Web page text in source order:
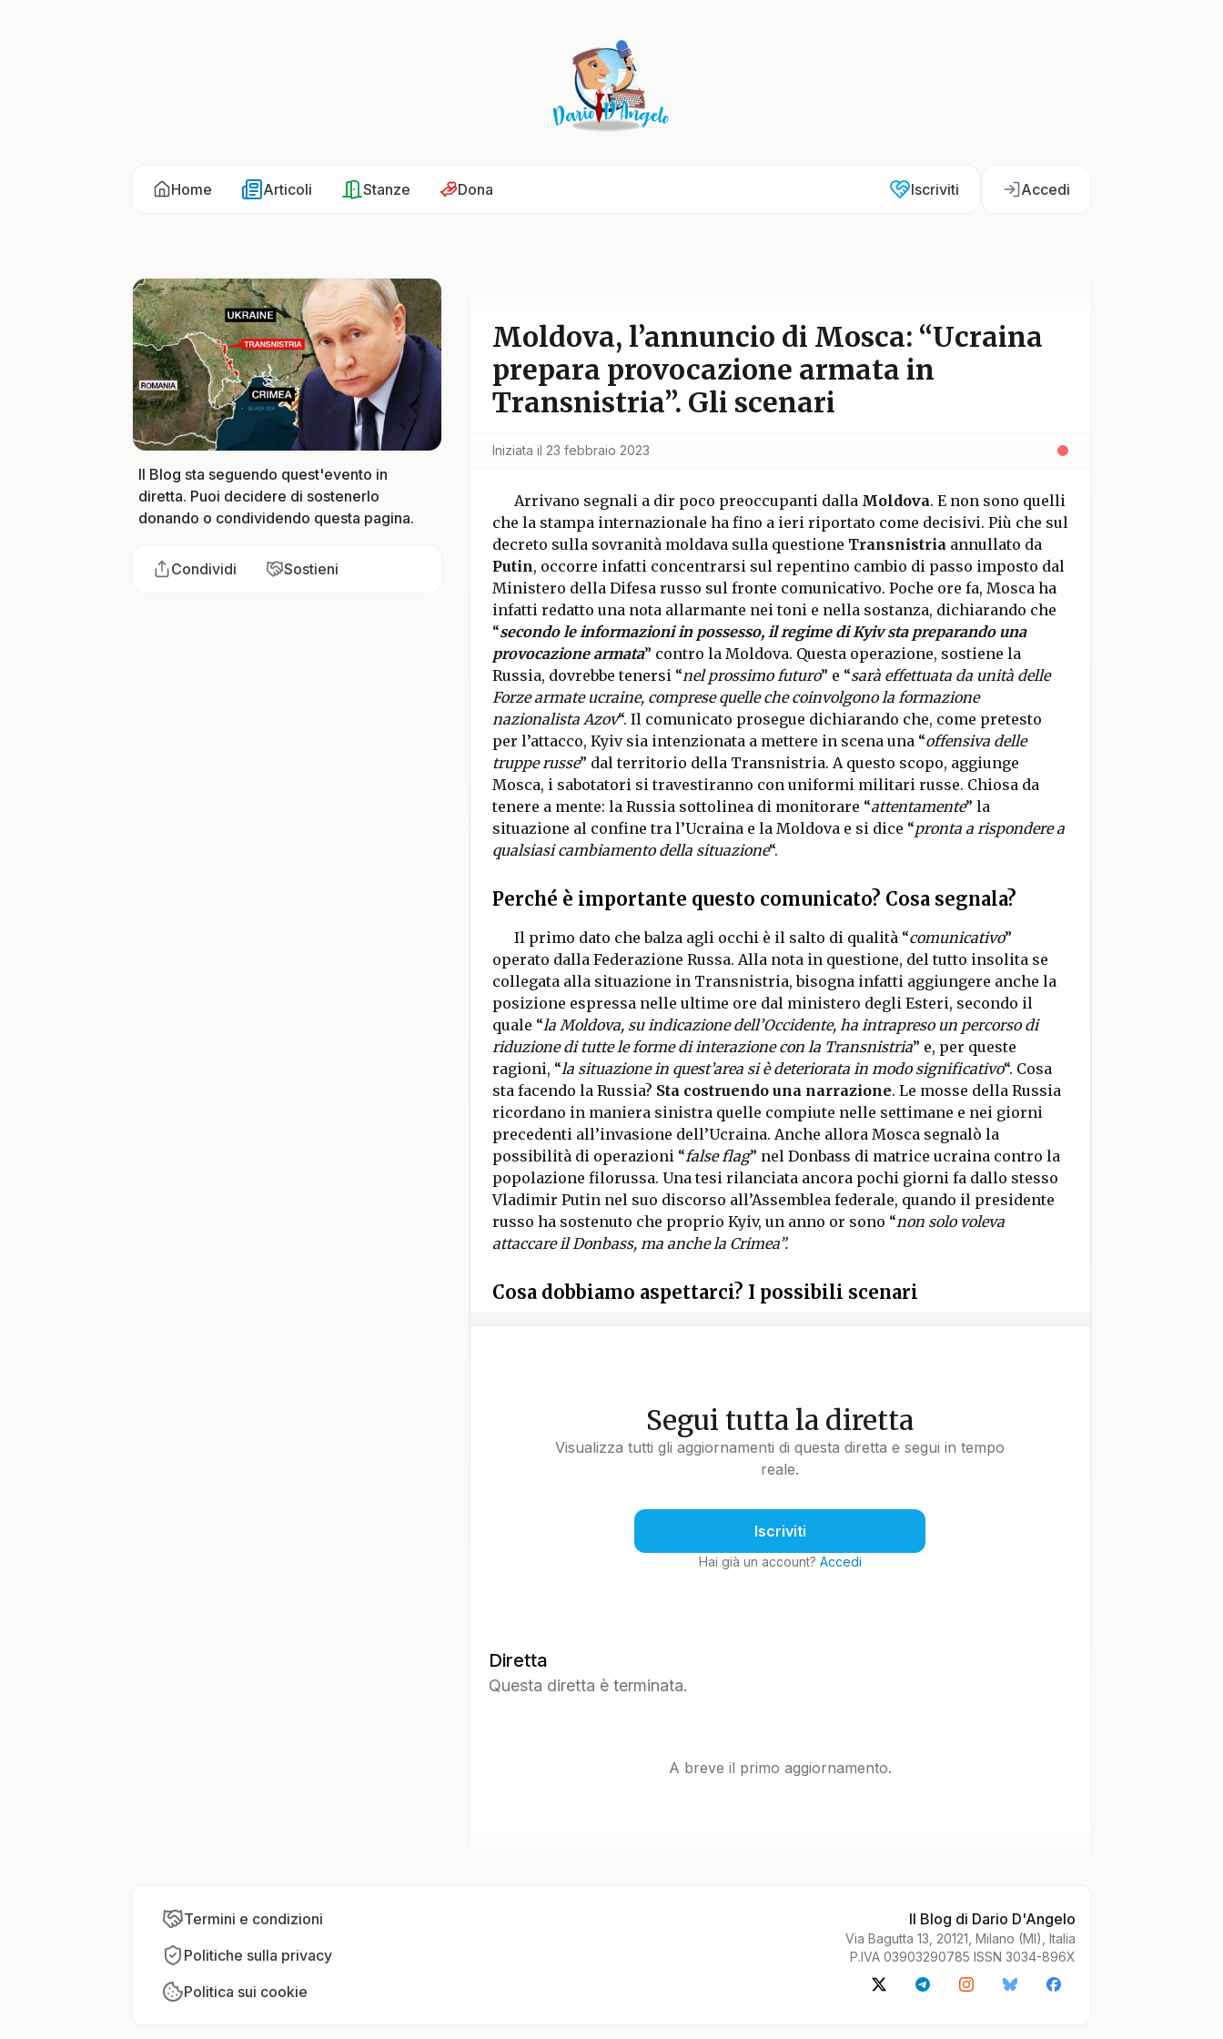
Home Articoli Stanze Dona Iscriviti Accedi
Il Blog sta seguendo quest'evento in
diretta. Puoi decidere di sostenerlo
donando o condividendo questa pagina.
Condividi Sostieni
Moldova, l’annuncio di Mosca: “Ucraina
prepara provocazione armata in
Transnistria”. Gli scenari
Iniziata il 23 febbraio 2023
Arrivano segnali a dir poco preoccupanti dalla Moldova. E non sono quelli
che la stampa internazionale ha fino a ieri riportato come decisivi. Più che sul
decreto sulla sovranità moldava sulla questione Transnistriaannullato da
Putin, occorre infatti concentrarsi sul repentino cambio di passo imposto dal
Ministero della Difesa russo sul fronte comunicativo. Poche ore fa, Mosca ha
infatti redatto una nota allarmante nei toni e nella sostanza, dichiarando che
“secondo le informazioni in possesso, il regime di Kyiv sta preparando una
provocazione armata” contro la Moldova. Questa operazione, sostiene la
Russia, dovrebbe tenersi “nel prossimo futuro” e “sarà effettuata da unità delle
Forze armate ucraine, comprese quelle che coinvolgono la formazione
nazionalista Azov“. Il comunicato prosegue dichiarando che, come pretesto
per l’attacco, Kyiv sia intenzionata a mettere in scena una “offensiva delle
truppe russe” dal territorio della Transnistria. A questo scopo, aggiunge
Mosca, i sabotatori si travestiranno con uniformi militari russe. Chiosa da
tenere a mente: la Russia sottolinea di monitorare “attentamente” la
situazione al confine tra l’Ucraina e la Moldova e si dice “pronta a rispondere a
qualsiasi cambiamento della situazione“.
Perché è importante questo comunicato? Cosa segnala?
Il primo dato che balza agli occhi è il salto di qualità “comunicativo”
operato dalla Federazione Russa. Alla nota in questione, del tutto insolita se
collegata alla situazione in Transnistria, bisogna infatti aggiungere anche la
posizione espressa nelle ultime ore dal ministero degli Esteri, secondo il
quale “la Moldova, su indicazione dell’Occidente, ha intrapreso un percorso di
riduzione di tutte le forme di interazione con la Transnistria” e, per queste
ragioni, “la situazione in quest’area si è deteriorata in modo significativo“. Cosa
sta facendo la Russia? Sta costruendo una narrazione. Le mosse della Russia
ricordano in maniera sinistra quelle compiute nelle settimane e nei giorni
precedenti all’invasione dell’Ucraina. Anche allora Mosca segnalò la
possibilità di operazioni “false flag” nel Donbass di matrice ucraina contro la
popolazione filorussa. Una tesi rilanciata ancora pochi giorni fa dallo stesso
Vladimir Putin nel suo discorso all’Assemblea federale, quando il presidente
russo ha sostenuto che proprio Kyiv, un anno or sono “non solo voleva
attaccare il Donbass, ma anche la Crimea”.
Cosa dobbiamo aspettarci? I possibili scenari
Segui tutta la diretta
Visualizza tutti gli aggiornamenti di questa diretta e segui in tempo
reale.
Iscriviti
Hai già un account? Accedi
Diretta
Questa diretta è terminata.
A breve il primo aggiornamento.
Termini e condizioni
Politiche sulla privacy
Politica sui cookie
Il Blog di Dario D'Angelo
Via Bagutta 13, 20121, Milano (MI), Italia
P.IVA 03903290785 ISSN 3034-896X